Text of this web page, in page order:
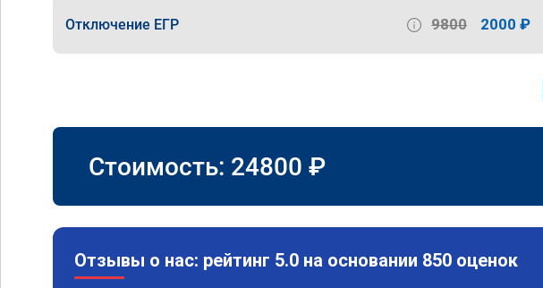
Отключение ЕГР 9800 2000 ₽
Стоимость: 24800 ₽
Отзывы о нас: рейтинг 5.0 на основании 850 оценок